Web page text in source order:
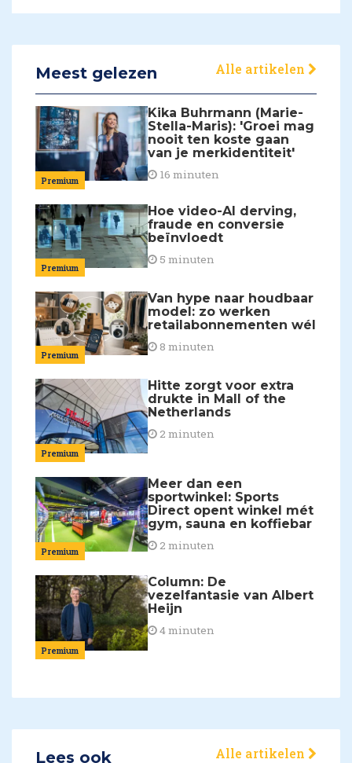
Meest gelezen Alle artikelen
Premium
Kika Buhrmann (Marie-
Stella-Maris): 'Groei mag
nooit ten koste gaan
van je merkidentiteit'
16 minuten
Premium
Hoe video-AI derving,
fraude en conversie
beïnvloedt
5 minuten
Premium
Van hype naar houdbaar
model: zo werken
retailabonnementen wél
8 minuten
Premium
Hitte zorgt voor extra
drukte in Mall of the
Netherlands
2 minuten
Premium
Meer dan een
sportwinkel: Sports
Direct opent winkel mét
gym, sauna en koffiebar
2 minuten
Premium
Column: De
vezelfantasie van Albert
Heijn
4 minuten
Lees ook Alle artikelen